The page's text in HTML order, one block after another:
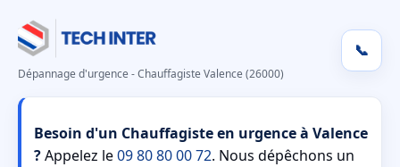
Dépannage d'urgence - Chauffagiste Valence (26000)
📞
Besoin d'un Chauffagiste en urgence à Valence
?Appelez le09 80 80 00 72. Nous dépêchons un